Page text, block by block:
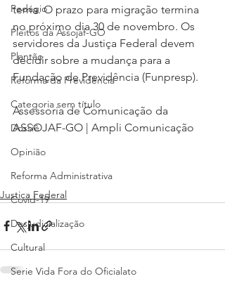
Pedágio
Pleitos da Assojaf-GO
Plantão
Reforma da Previdência
Categoria sem título
Dossiê
Opinião
Reforma Administrativa
Covid-19
Desjudicialização
Cultural
Serie Vida Fora do Oficialato
tema. O prazo para migração termina
no próximo dia 30 de novembro. Os
servidores da Justiça Federal devem
decidir sobre a mudança para a
Fundação de Previdência (Funpresp).
Assessoria de Comunicação da
ASSOJAF-GO | Ampli Comunicação
Justiça Federal